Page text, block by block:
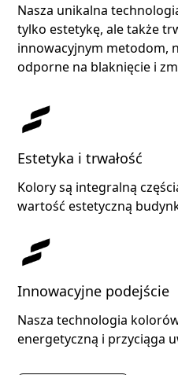
Nasza unikalna
tylko estetykę, ale także
innowacyjnym metodom,
odporne na blaknięcie i
Estetyka i trwałość
Kolory są integralną
wartość estetyczną
Innowacyjne podejście
Nasza technologia
energetyczną i przyciąga